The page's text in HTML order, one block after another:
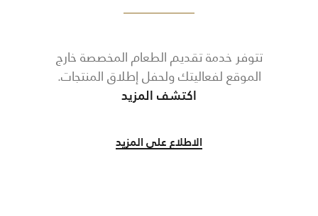
تتوفر خدمة تقديم الطعام المخصصة خارج
الموقع لفعاليتك ولحفل إطلاق المنتجات.
اكتشف المزيد
الاطلاع على المزيد